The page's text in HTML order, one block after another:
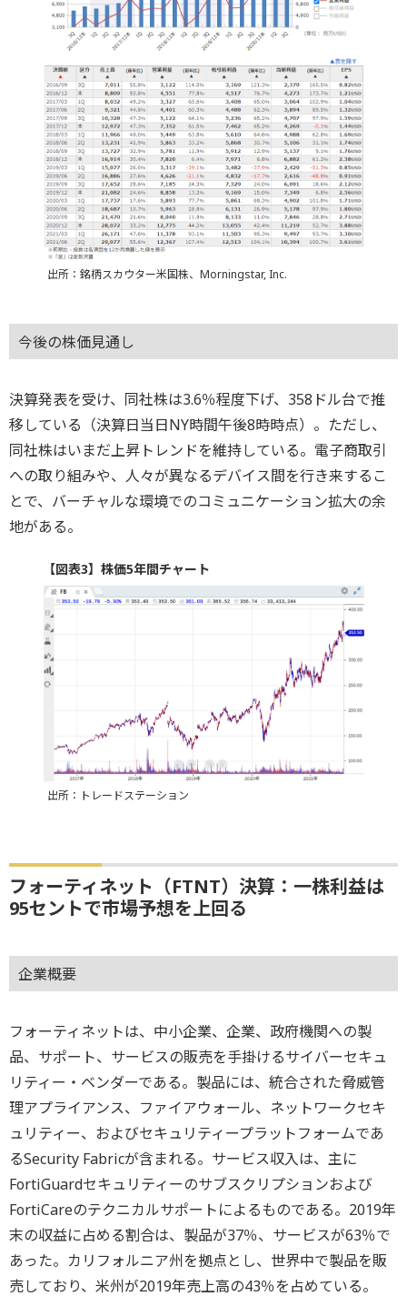
出所：銘柄スカウター米国株、Morningstar, Inc.
今後の株価見通し
決算発表を受け、同社株は3.6％程度下げ、358ドル台で推
移している（決算日当日NY時間午後8時時点）。ただし、
同社株はいまだ上昇トレンドを維持している。電子商取引
への取り組みや、人々が異なるデバイス間を行き来するこ
とで、バーチャルな環境でのコミュニケーション拡大の余
地がある。
【図表3】株価5年間チャート
出所：トレードステーション
フォーティネット（FTNT）決算：一株利益は
95セントで市場予想を上回る
企業概要
フォーティネットは、中小企業、企業、政府機関への製
品、サポート、サービスの販売を手掛けるサイバーセキュ
リティー・ベンダーである。製品には、統合された脅威管
理アプライアンス、ファイアウォール、ネットワークセキ
ュリティー、およびセキュリティープラットフォームであ
るSecurity Fabricが含まれる。サービス収入は、主に
FortiGuardセキュリティーのサブスクリプションおよび
FortiCareのテクニカルサポートによるものである。2019年
末の収益に占める割合は、製品が37％、サービスが63％で
あった。カリフォルニア州を拠点とし、世界中で製品を販
売しており、米州が2019年売上高の43％を占めている。